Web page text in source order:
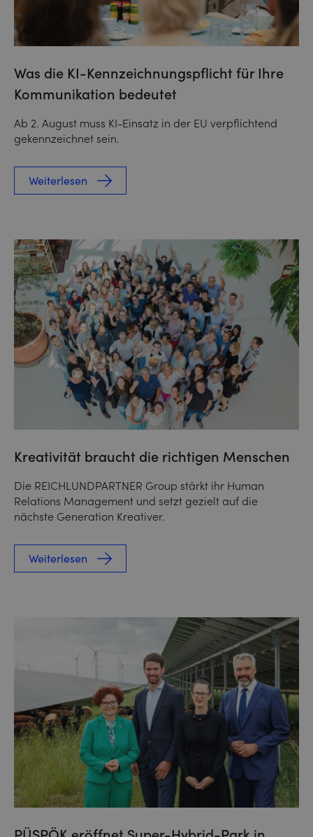
Was die KI-Kennzeichnungspflicht für Ihre
Kommunikation bedeutet
Ab 2. August muss KI-Einsatz in der EU verpflichtend
gekennzeichnet sein.
Weiterlesen
Kreativität braucht die richtigen Menschen
Die REICHLUNDPARTNER Group stärkt ihr Human
Relations Management und setzt gezielt auf die
nächste Generation Kreativer.
Weiterlesen